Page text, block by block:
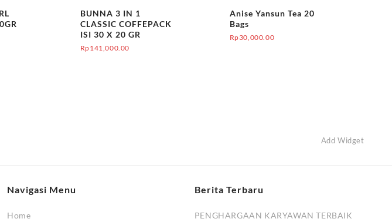
BUNNA 3 IN 1
CLASSIC COFFEPACK
ISI 30 X 20 GR
Rp141,000.00
Anise Yansun Tea 20
Bags
Rp30,000.00
Add Widget
Navigasi Menu
Home
Berita Terbaru
PENGHARGAAN KARYAWAN TERBAIK